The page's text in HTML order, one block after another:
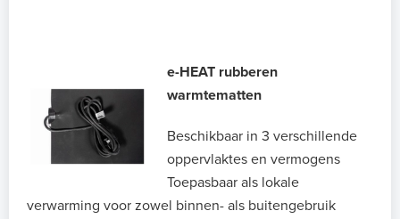
e-HEAT rubberen
warmtematten
Beschikbaar in 3 verschillende
oppervlaktes en vermogens
Toepasbaar als lokale
verwarming voor zowel binnen- als buitengebruik